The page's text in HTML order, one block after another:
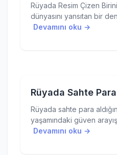
Rüyada Resim Çizen
dünyasını yansıtan bir
Devamını oku →
Rüyada Sahte Para
Rüyada sahte para
yaşamındaki güven
Devamını oku →